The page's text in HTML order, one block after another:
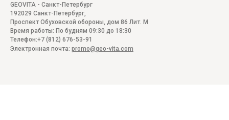
GEOVITA - Санкт-Петербург
192029 Санкт-Петербург
Проспект Обуховской обороны, дом 86 Лит. М
Время работы: По будням 09:30 до 18:30
Телефон:+7 (812) 676-53-91
Электронная почта: promo@geo-vita.com